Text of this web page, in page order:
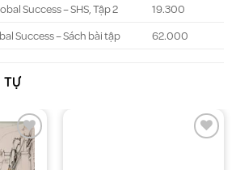
Success – SHS, Tập 2
19.300
Success – Sách bài tập 62.000
TỰ